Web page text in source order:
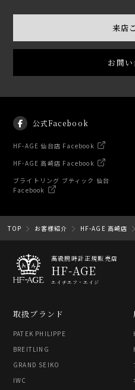
来店
お問い
公式Facebook
HF-AGE 仙台店 Facebook
HF-AGE 高崎店 Facebook
ブライトリング ブティック 仙台
Facebook
TOP お客様紹介 HF-AGE 高崎店
高級腕時計正規販売店
HF-AGE
エイチエフ・エイジ
取扱ブランド
PATEK PHILIPPE
BREITLING
GRAND SEIKO
IWC